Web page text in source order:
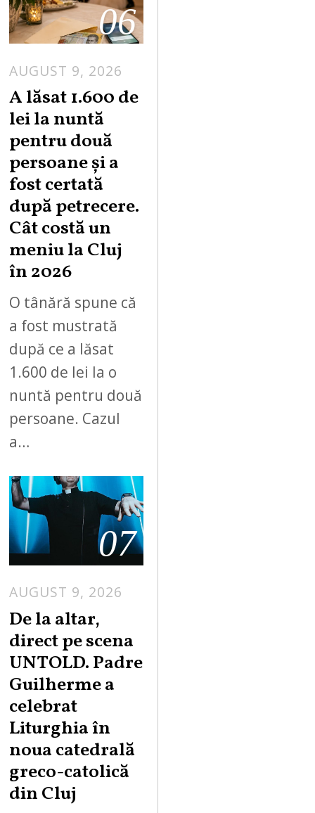
06
AUGUST 9, 2026
A lăsat 1.600 de
lei la nuntă
pentru două
persoane și a
fost certată
după petrecere.
Cât costă un
meniu la Cluj
în 2026
O tânără spune că
a fost mustrată
după ce a lăsat
1.600 de lei la o
nuntă pentru două
persoane. Cazul
a…
07
AUGUST 9, 2026
De la altar,
direct pe scena
UNTOLD. Padre
Guilherme a
celebrat
Liturghia în
noua catedrală
greco-catolică
din Cluj